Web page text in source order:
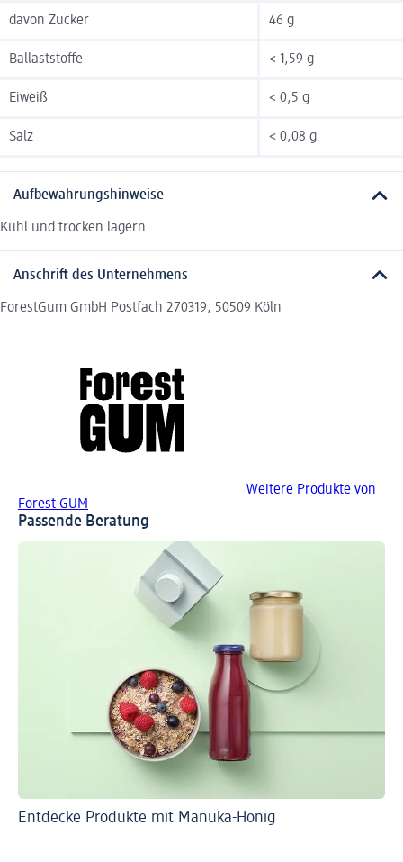
davon Zucker 46 g
Ballaststoffe < 1,59 g
Eiweiß < 0,5 g
Salz < 0,08 g
Aufbewahrungshinweise
Kühl und trocken lagern
Anschrift des Unternehmens
ForestGum GmbH Postfach 270319, 50509 Köln
Weitere Produkte von
Forest GUM
Passende Beratung
Entdecke Produkte mit Manuka-Honig